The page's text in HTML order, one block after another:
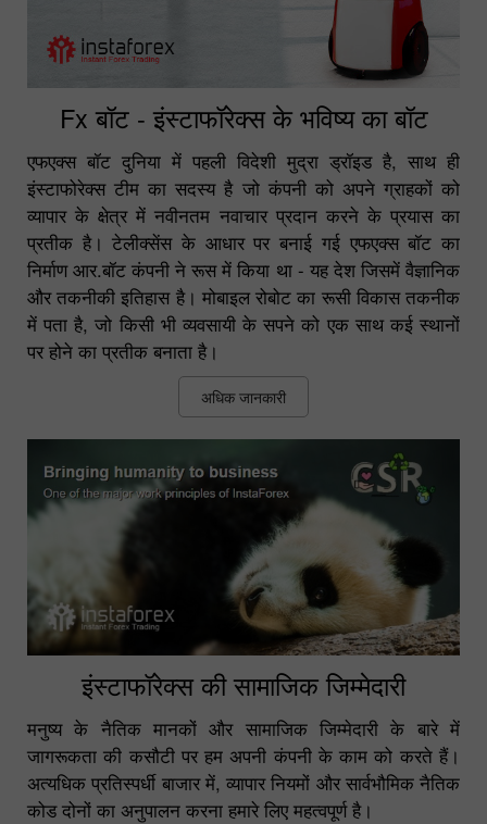
Fx बॉट - इंस्टाफॉरेक्स के भविष्य का बॉट
एफएक्स बॉट दुनिया में पहली विदेशी मुद्रा ड्रॉइड है, साथ ही
इंस्टाफोरेक्स टीम का सदस्य है जो कंपनी को अपने ग्राहकों को
व्यापार के क्षेत्र में नवीनतम नवाचार प्रदान करने के प्रयास का
प्रतीक है। टेलीक्सेंस के आधार पर बनाई गई एफएक्स बॉट का
निर्माण आर.बॉट कंपनी ने रूस में किया था - यह देश जिसमें वैज्ञानिक
और तकनीकी इतिहास है। मोबाइल रोबोट का रूसी विकास तकनीक
में पता है, जो किसी भी व्यवसायी के सपने को एक साथ कई स्थानों
पर होने का प्रतीक बनाता है।
अधिक जानकारी
इंस्टाफॉरेक्स की सामाजिक जिम्मेदारी
मनुष्य के नैतिक मानकों और सामाजिक जिम्मेदारी के बारे में
जागरूकता की कसौटी पर हम अपनी कंपनी के काम को करते हैं।
अत्यधिक प्रतिस्पर्धी बाजार में, व्यापार नियमों और सार्वभौमिक नैतिक
कोड दोनों का अनुपालन करना हमारे लिए महत्वपूर्ण है।